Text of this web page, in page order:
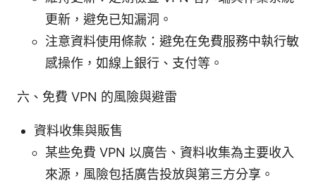
更新，避免已知漏洞。
注意資料使用條款：避免在免費服務中執行敏
感操作，如線上銀行、支付等。
六、免費 VPN 的風險與避雷
資料收集與販售
某些免費 VPN 以廣告、資料收集為主要收入
來源，風險包括廣告投放與第三方分享。